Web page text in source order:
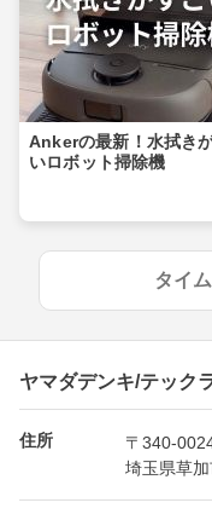
Ankerの最新！水拭き
いロボット掃除機
タイ
ヤマダデンキ/テック
住所
〒340-
埼玉県草